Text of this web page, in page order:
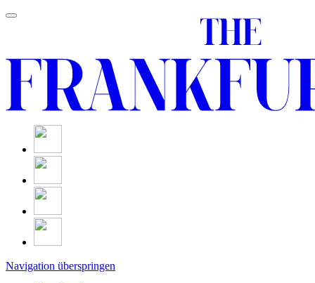
Navigation überspringen